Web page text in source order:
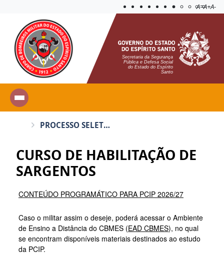
Aplicar
A=A+A-
Secretaria da Segurança
Pública e Defesa Social
do Estado do Espírito
Santo
PROCESSO SELETIVO INTERNO
CURSO DE HABILITAÇÃO DE
SARGENTOS
CONTEÚDO PROGRAMÁTICO PARA PCIP 2026/27
Caso o militar assim o deseje, poderá acessar o Ambiente
de Ensino a Distância do CBMES (EAD CBMES), no qual
se encontram disponíveis materiais destinados ao estudo
da PCIP.